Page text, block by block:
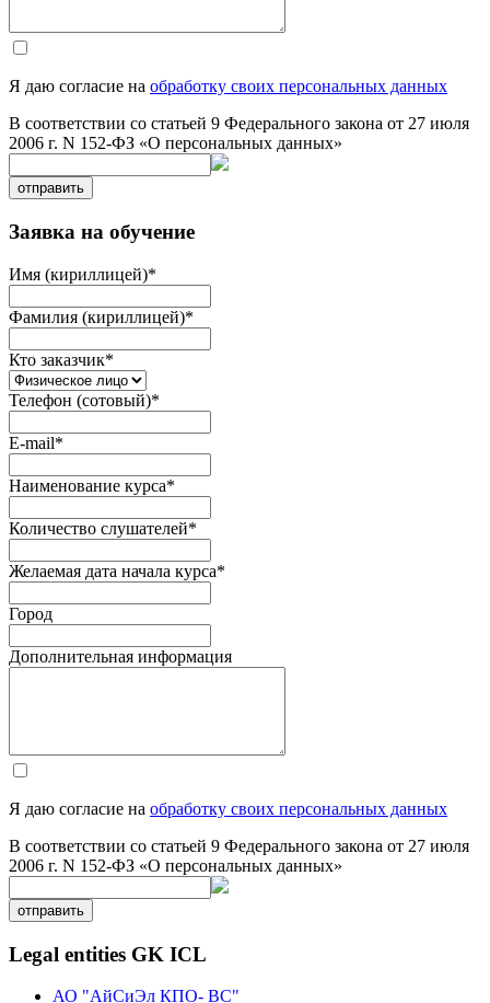
Я даю согласие на обработку своих персональных данных
В соответствии со статьей 9 Федерального закона от 27 июля
2006 г. N 152-ФЗ «О персональных данных»
отправить
Заявка на обучение
Имя (кириллицей)*
Фамилия (кириллицей)*
Кто заказчик*
Телефон (сотовый)*
E-mail*
Наименование курса*
Количество слушателей*
Желаемая дата начала курса*
Город
Дополнительная информация
Я даю согласие на обработку своих персональных данных
В соответствии со статьей 9 Федерального закона от 27 июля
2006 г. N 152-ФЗ «О персональных данных»
отправить
Legal entities GK ICL
АО "АйСиЭл КПО- ВС"